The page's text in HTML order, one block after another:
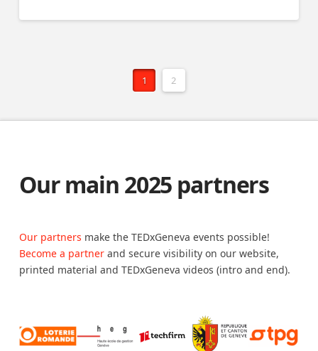
1 2
Our main 2025 partners
Our partners make the TEDxGeneva events possible!
Become a partnerand secure visibility on our website,
printed material and TEDxGeneva videos (intro and end).